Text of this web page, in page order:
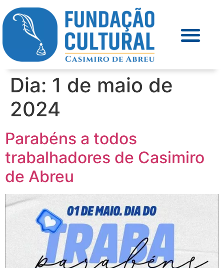
Dia: 1 de maio de
2024
Parabéns a todos
trabalhadores de Casimiro
de Abreu